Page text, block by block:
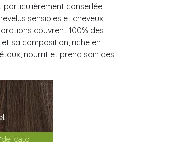
particulièrement conseillée
sensibles et cheveux
couvrent 100% des
sa composition, riche en
nourrit et prend soin des